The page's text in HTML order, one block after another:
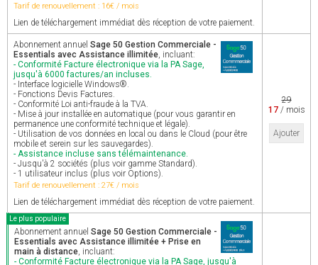
Tarif de renouvellement : 16€ / mois
Lien de téléchargement immédiat dès réception de votre paiement.
Abonnement annuel Sage 50 Gestion Commerciale -
Essentials avec Assistance illimitée, incluant:
- Conformité Facture électronique via la PA Sage,
jusqu'à 6000 factures/an incluses.
- Interface logicielle Windows®.
- Fonctions Devis Factures.
- Conformité Loi anti-fraude à la TVA.
- Mise à jour installée en automatique (pour vous garantir en
permanence une conformité technique et légale).
- Utilisation de vos données en local ou dans le Cloud (pour être
mobile et serein sur les sauvegardes).
- Assistance incluse sans télémaintenance.
- Jusqu'à 2 sociétés (plus voir gamme Standard).
- 1 utilisateur inclus (plus voir Options).
Tarif de renouvellement : 27€ / mois
Lien de téléchargement immédiat dès réception de votre paiement.
29
17/ mois
Ajouter
Le plus populaire
Abonnement annuel Sage 50 Gestion Commerciale -
Essentials avec Assistance illimitée + Prise en
main à distance, incluant:
- Conformité Facture électronique via la PA Sage, jusqu'à